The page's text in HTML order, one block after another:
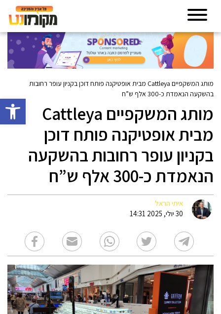
פתח
מותג המשקפיים Cattleya מבית אופטיקנה פותח דוכן בקניון עופר רחובות
בהשקעה הנאמדת כ-300 אלף ש”ח
מותג המשקפיים Cattleya
מבית אופטיקנה פותח דוכן
בקניון עופר רחובות בהשקעה
הנאמדת כ-300 אלף ש”ח
איתי הראל
30 יולי, 2025 14:31